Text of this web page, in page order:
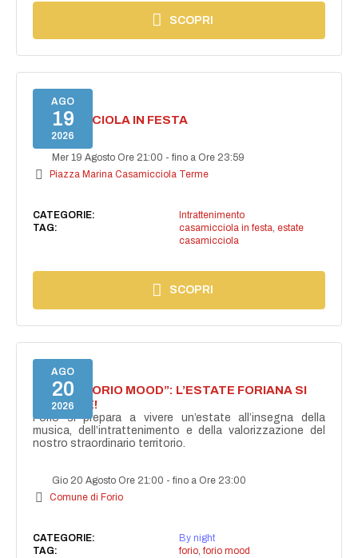
SCOPRI
AGO
19
2026
CASAMICCIOLA IN FESTA
Mer 19 Agosto Ore 21:00 -fino a Ore 23:59
Piazza Marina Casamicciola Terme
CATEGORIE:
Intrattenimento
TAG:
casamicciola in festa, estate
casamicciola
SCOPRI
AGO
20
2026
NASCE “FORIO MOOD”: L’ESTATE FORIANA SI
ACCENDE!
Forio si prepara a vivere un’estate all’insegna della
musica, dell’intrattenimento e della valorizzazione del
nostro straordinario territorio.
Gio 20 Agosto Ore 21:00 -fino a Ore 23:00
Comune di Forio
CATEGORIE:
By night
TAG:
forio, forio mood